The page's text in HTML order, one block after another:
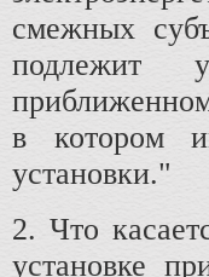
смежных
подлежит
в котором
установки."
2. Что
установке